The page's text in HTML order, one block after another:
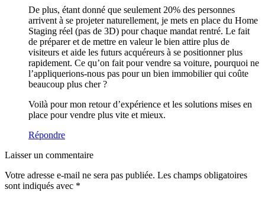
De plus, étant donné que seulement 20% des personnes
arrivent à se projeter naturellement, je mets en place du Home
Staging réel (pas de 3D) pour chaque mandat rentré. Le fait
de préparer et de mettre en valeur le bien attire plus de
visiteurs et aide les futurs acquéreurs à se positionner plus
rapidement. Ce qu’on fait pour vendre sa voiture, pourquoi ne
l’appliquerions-nous pas pour un bien immobilier qui coûte
beaucoup plus cher ?
Voilà pour mon retour d’expérience et les solutions mises en
place pour vendre plus vite et mieux.
Répondre
Laisser un commentaire
Votre adresse e-mail ne sera pas publiée. Les champs obligatoires
sont indiqués avec *